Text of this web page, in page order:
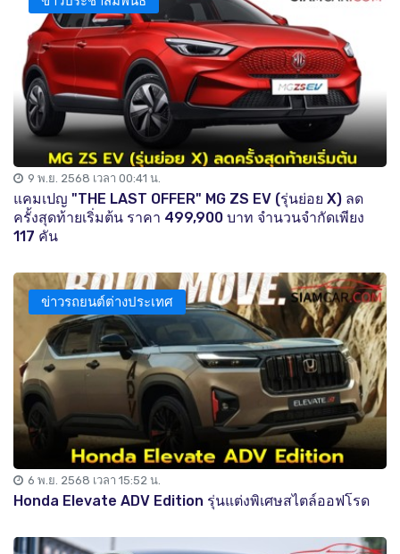
9 พ.ย. 2568 เวลา 00:41 น.
แคมเปญ "THE LAST OFFER" MG ZS EV (รุ่นย่อย X) ลด
ครั้งสุดท้ายเริ่มต้น ราคา 499,900 บาท จำนวนจำกัดเพียง
117 คัน
ข่าวรถยนต์ต่างประเทศ
6 พ.ย. 2568 เวลา 15:52 น.
Honda Elevate ADV Edition รุ่นแต่งพิเศษสไตล์ออฟโรด